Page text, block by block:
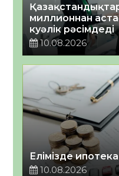
миллионнан
куәлік рәсімдеді
10.08.2026
Елімізде
10.08.2026